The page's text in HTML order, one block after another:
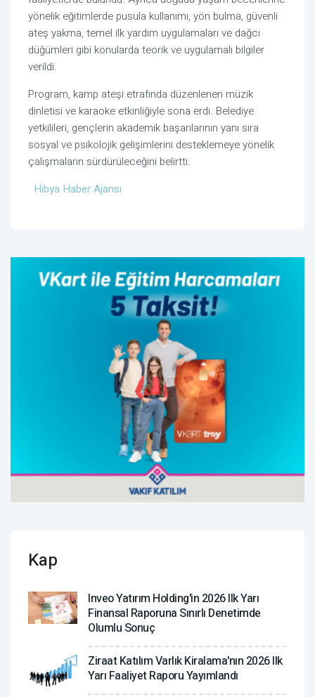
yönelik eğitimlerde pusula kullanımı, yön bulma, güvenli
ateş yakma, temel ilk yardım uygulamaları ve dağcı
düğümleri gibi konularda teorik ve uygulamalı bilgiler
verildi.
Program, kamp ateşi etrafında düzenlenen müzik
dinletisi ve karaoke etkinliğiyle sona erdi. Belediye
yetkilileri, gençlerin akademik başarılarının yanı sıra
sosyal ve psikolojik gelişimlerini desteklemeye yönelik
çalışmaların sürdürüleceğini belirtti.
Hibya Haber Ajansı
Kap
Inveo Yatırım Holding'in 2026 Ilk Yarı
Finansal Raporuna Sınırlı Denetimde
Olumlu Sonuç
Ziraat Katılım Varlık Kiralama'nın 2026 Ilk
Yarı Faaliyet Raporu Yayımlandı